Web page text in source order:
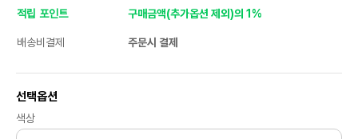
적립 포인트 구매금액(추가옵션 제외)의 1%
배송비결제 주문시 결제
선택옵션
색상